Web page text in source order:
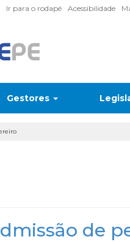
Ir para o rodapé Acessibilidade
Gestores
de